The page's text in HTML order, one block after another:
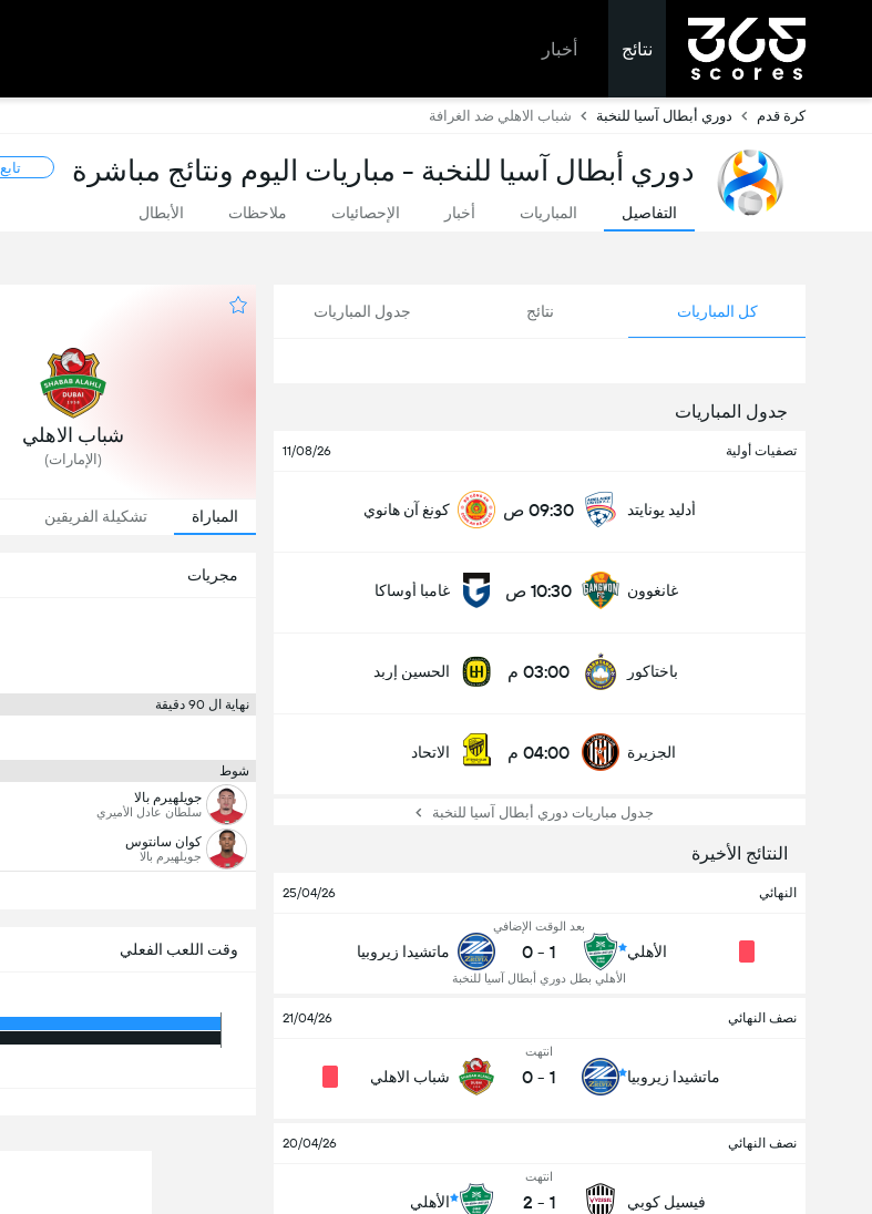
نتائج أخبار
كرة قدم دوري أبطال آسيا للنخبة شباب الاهلي ضد الغرافة
دوري أبطال آسيا للنخبة - مباريات اليوم ونتائج مباشرة تابع
التفاصيل المباريات أخبار الإحصائيات ملاحظات الأبطال
كل المباريات نتائج جدول المباريات
جدول المباريات
تصفيات أولية 11/08/26
أدليد يونايتد 09:30 ص كونغ آن هانوي
غانغوون 10:30 ص غامبا أوساكا
باختاكور 03:00 م الحسين إربد
الجزيرة 04:00 م الاتحاد
جدول مباريات دوري أبطال آسيا للنخبة
النتائج الأخيرة
النهائي 25/04/26
الأهلي
بعد الوقت الإضافي
1
-
0
الأهلي بطل دوري أبطال آسيا للنخبة
ماتشيدا زيروبيا
نصف النهائي 21/04/26
ماتشيدا زيروبيا
انتهت
1
-
0 شباب الاهلي
نصف النهائي 20/04/26
فيسيل كوبي
انتهت
1
-
2 الأهلي
شباب الاهلي
(الإمارات)
المباراة تشكيلة الفريقين
مجريات
نهاية ال 90 دقيقة
شوط
جويلهيرم بالا
سلطان عادل الأميري
كوان سانتوس
جويلهيرم بالا
وقت اللعب الفعلي